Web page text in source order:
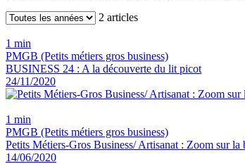
2 articles
1 min
PMGB (Petits métiers gros business)
BUSINESS 24 : A la découverte du lit picot
24/11/2020
1 min
PMGB (Petits métiers gros business)
Petits Métiers-Gros Business/ Artisanat : Zoom sur
14/06/2020